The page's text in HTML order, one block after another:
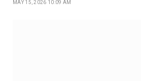
MAY 15, 2026 10:09 AM